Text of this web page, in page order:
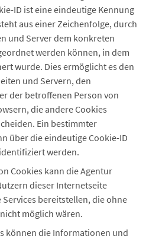
ID ist eine eindeutige Kennung
aus einer Zeichenfolge, durch
und Server dem konkreten
werden können, in dem
wurde. Dies ermöglicht es den
und Servern, den
der betroffenen Person von
die andere Cookies
Ein bestimmter
über die eindeutige Cookie-ID
werden.
Cookies kann die Agentur
dieser Internetseite
bereitstellen, die ohne
möglich wären.
können die Informationen und